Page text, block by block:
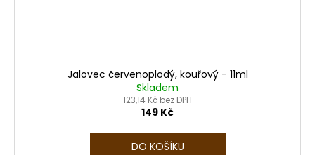
Jalovec červenoplodý, kouřový - 11ml
Skladem
123,14 Kč bez DPH
149 Kč
DO KOŠÍKU